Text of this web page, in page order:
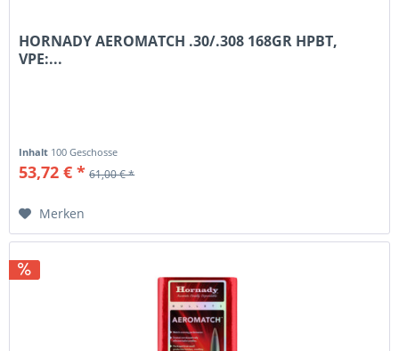
HORNADY AEROMATCH .30/.308 168GR HPBT,
VPE:...
Inhalt 100 Geschosse
53,72 € * 61,00 € *
Merken